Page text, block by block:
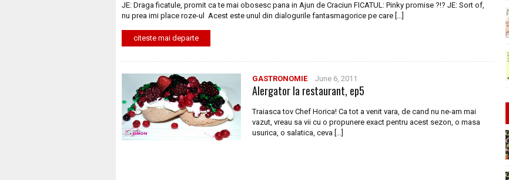
JE: Draga ficatule, promit ca te mai obosesc pana in Ajun de Craciun FICATUL: Pinky promise ?!? JE: Sort of,
nu prea imi place roze-ul Acest este unul din dialogurile fantasmagorice pe care […]
citeste mai departe
GASTRONOMIE June 6, 2011
Alergator la restaurant, ep5
Traiasca tov Chef Horica! Ca tot a venit vara, de cand nu ne-am mai
vazut, vreau sa vii cu o propunere exact pentru acest sezon, o masa
usurica, o salatica, ceva […]